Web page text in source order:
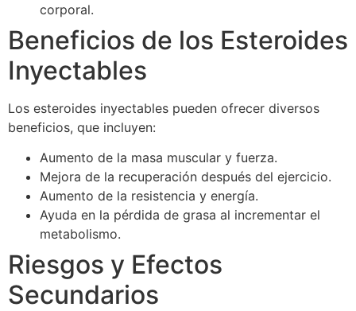
corporal.
Beneficios de los Esteroides
Inyectables
Los esteroides inyectables pueden ofrecer diversos
beneficios, que incluyen:
Aumento de la masa muscular y fuerza.
Mejora de la recuperación después del ejercicio.
Aumento de la resistencia y energía.
Ayuda en la pérdida de grasa al incrementar el
metabolismo.
Riesgos y Efectos
Secundarios